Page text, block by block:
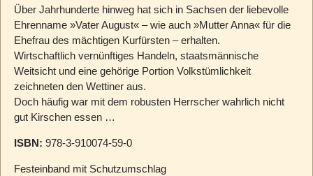
Über Jahrhunderte hinweg hat sich in Sachsen der liebevolle
Ehrenname »Vater August« – wie auch »Mutter Anna« für die
Ehefrau des mächtigen Kurfürsten – erhalten.
Wirtschaftlich vernünftiges Handeln, staatsmännische
Weitsicht und eine gehörige Portion Volkstümlichkeit
zeichneten den Wettiner aus.
Doch häufig war mit dem robusten Herrscher wahrlich nicht
gut Kirschen essen …
ISBN: 978-3-910074-59-0
Festeinband mit Schutzumschlag